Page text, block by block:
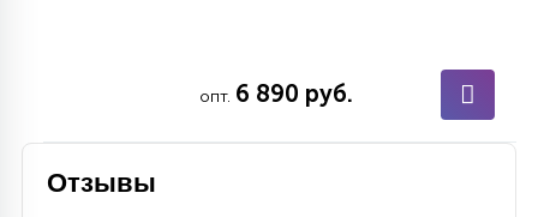
опт. 6 890 руб.
Отзывы